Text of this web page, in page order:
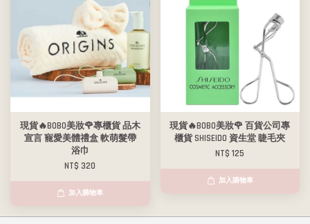
現貨🔥BOBO美妝🌹專櫃貨 品木
宣言 寵愛美體禮盒 軟萌髮帶
浴巾
NT$ 320
加入購物車
現貨🔥BOBO美妝🌹 百貨公司專
櫃貨 SHISEIDO 資生堂 睫毛夾
NT$ 125
加入購物車